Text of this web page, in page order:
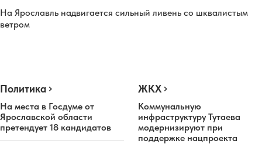
На Ярославль надвигается сильный ливень со шквалистым
ветром
Политика
На места в Госдуме от
Ярославской области
претендует 18 кандидатов
ЖКХ
Коммунальную
инфраструктуру Тутаева
модернизируют при
поддержке нацпроекта